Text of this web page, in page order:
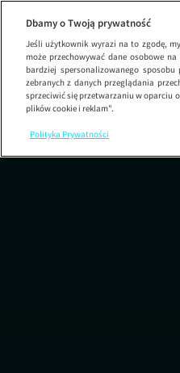
Dbamy o Twoją prywatność
Jeśli użytkownik wyrazi na to zgodę,
może przechowywać dane osobowe
bardziej spersonalizowanego
zebranych z danych przeglądania
sprzeciwić się przetwarzaniu w oparciu
plików cookie i reklam”.
Polityka Prywatności